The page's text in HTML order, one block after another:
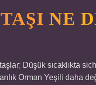
NE
Düşük sıcaklıkta
Orman Yeşili daha